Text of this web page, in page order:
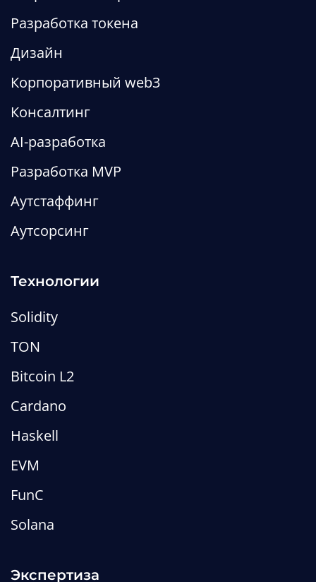
Разработка токена
Дизайн
Корпоративный web3
Консалтинг
AI-разработка
Разработка MVP
Аутстаффинг
Аутсорсинг
Технологии
Solidity
TON
Bitcoin L2
Cardano
Haskell
EVM
FunC
Solana
Экспертиза